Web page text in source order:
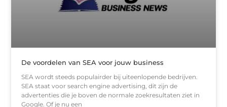
De voordelen van SEA voor jouw business
SEA wordt steeds populairder bij uiteenlopende bedrijven.
SEA staat voor search engine advertising, dit zijn de
advertenties die je boven de normale zoekresultaten ziet in
Google. Of je nu een